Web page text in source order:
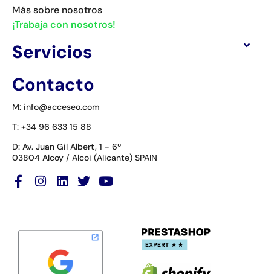
Más sobre nosotros
¡Trabaja con nosotros!
Servicios
Contacto
M: info@acceseo.com
T: +34 96 633 15 88
D: Av. Juan Gil Albert, 1 - 6º
03804 Alcoy / Alcoi (Alicante) SPAIN